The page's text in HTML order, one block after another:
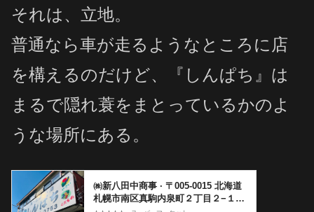
それは、立地。
普通なら車が走るようなところに店
を構えるのだけど、『しんぱち』は
まるで隠れ蓑をまとっているかのよ
うな場所にある。